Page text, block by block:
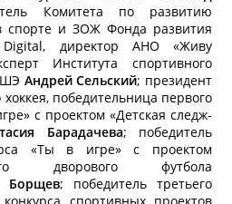
Комитета по развитию
спорте и ЗОЖ Фонда развития
Digital, директор АНО «Живу
Института спортивного
Андрей Сельский; президент
победительница первого
с проектом «Детская следж-
Барадачева; победитель
«Ты в игре» с проектом
дворового футбола
Борщев; победитель третьего